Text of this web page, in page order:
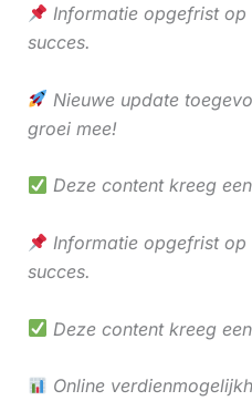
Informatie opgefrist
succes.
Nieuwe update
groei mee!
Deze content kreeg
Informatie opgefrist
succes.
Deze content kreeg
Online